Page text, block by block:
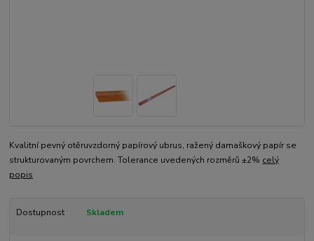
Kvalitní pevný otěruvzdorný papírový ubrus, ražený damaškový papír se
strukturovaným povrchem. Tolerance uvedených rozměrů ±2% celý
popis
Dostupnost Skladem